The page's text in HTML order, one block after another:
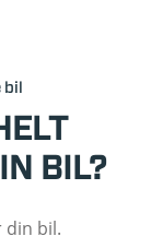
BIL?
din bil.